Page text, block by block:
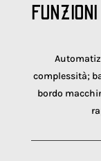
FUNZIONI
complessità;
bordo